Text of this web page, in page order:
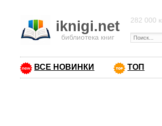
iknigi.net
библиотека книг
282 000
ВСЕ НОВИНКИ ТОП